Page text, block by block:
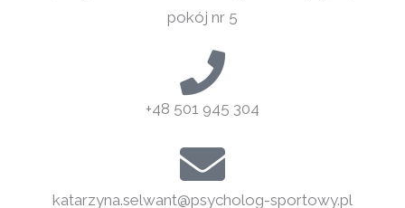
pokój nr 5
+48 501 945 304
katarzyna.selwant@psycholog-sportowy.pl